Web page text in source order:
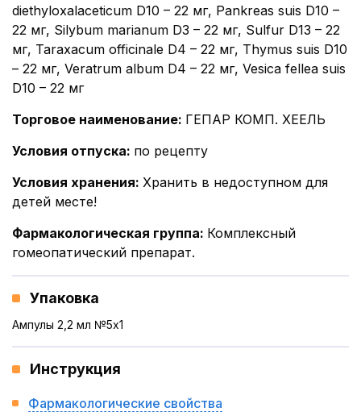
diethyloxalaceticum D10 – 22 мг, Pankreas suis D10 –
22 мг, Silybum marianum D3 – 22 мг, Sulfur D13 – 22
мг, Taraxacum officinale D4 – 22 мг, Thymus suis D10
– 22 мг, Veratrum album D4 – 22 мг, Vesica fellea suis
D10 – 22 мг
Торговое наименование: ГЕПАР КОМП. ХЕЕЛЬ
Условия отпуска: по рецепту
Условия хранения: Хранить в недоступном для
детей месте!
Фармакологическая группа: Комплексный
гомеопатический препарат.
Упаковка
Ампулы 2,2 мл №5x1
Инструкция
Фармакологические свойства